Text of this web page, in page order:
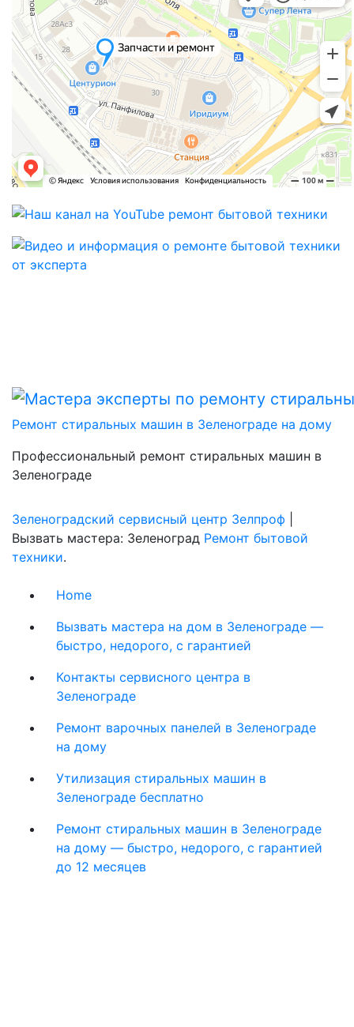
Ремонт стиральных машин в Зеленограде на дому
Профессиональный ремонт стиральных машин в
Зеленограде
Зеленоградский сервисный центр Зелпроф
Вызвать мастера: Зеленоград Ремонт бытовой
техники.
Home
Вызвать мастера на дом в Зеленограде —
быстро, недорого, с гарантией
Контакты сервисного центра в
Зеленограде
Ремонт варочных панелей в Зеленограде
на дому
Утилизация стиральных машин в
Зеленограде бесплатно
Ремонт стиральных машин в Зеленограде
на дому — быстро, недорого, с гарантией
до 12 месяцев